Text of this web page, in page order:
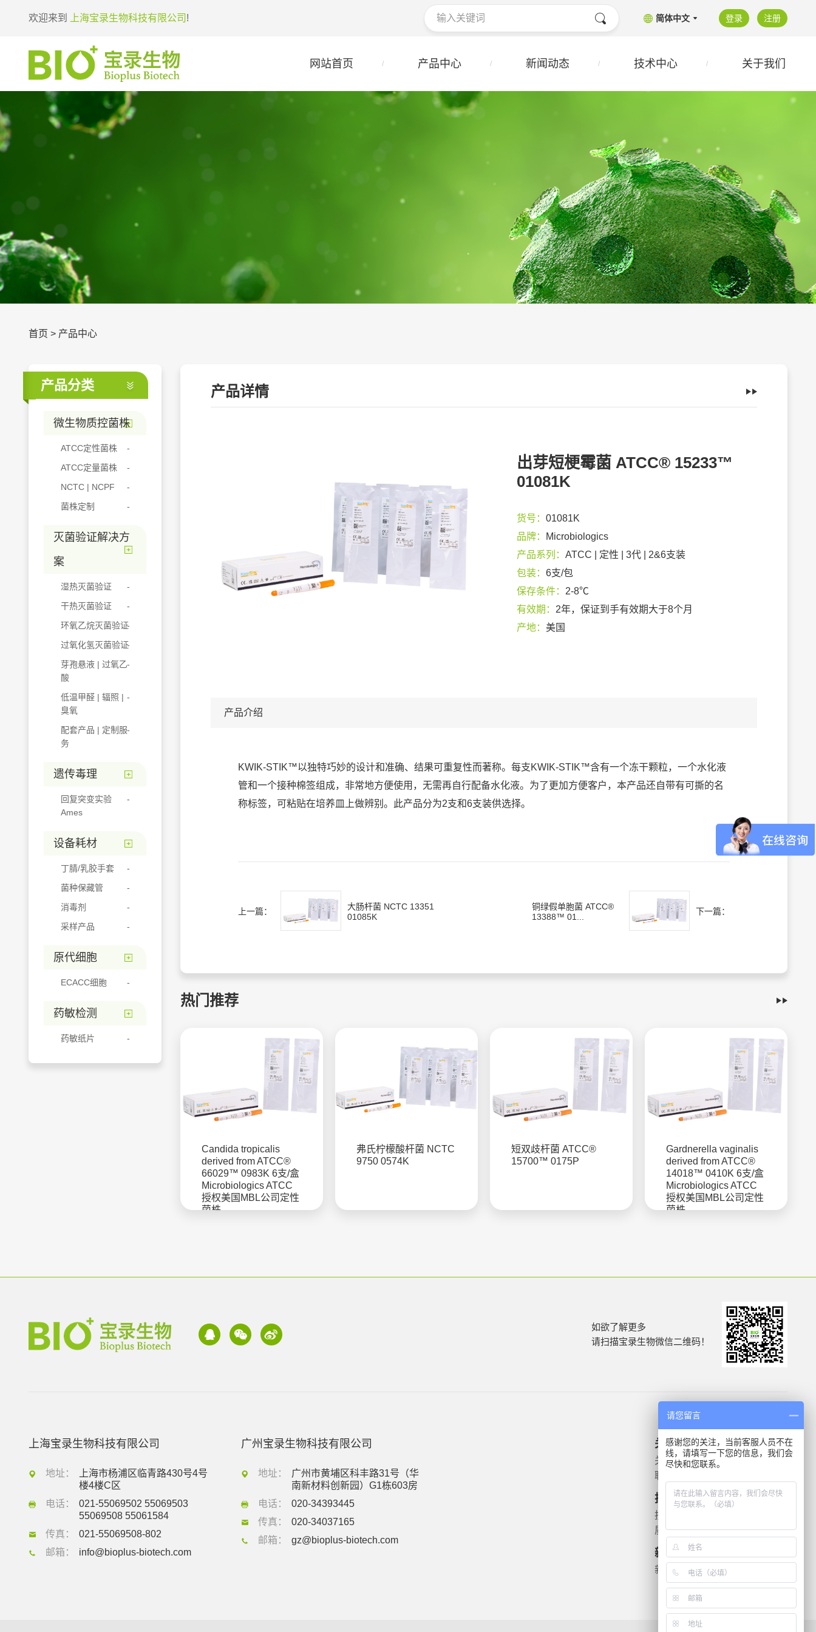
欢迎来到 上海宝录生物科技有限公司 ! 简体中文 登录 注册
网站首页 产品中心 新闻动态 技术中心 关于我们
首页 > 产品中心
产品分类
微生物质控菌株
ATCC定性菌株
ATCC定量菌株
NCTC | NCPF
菌株定制
灭菌验证解决方
案
湿热灭菌验证
干热灭菌验证
环氧乙烷灭菌验证
过氧化氢灭菌验证
芽孢悬液 | 过氧乙
酸
低温甲醛 | 辐照 |
臭氧
配套产品 | 定制服
务
遗传毒理
回复突变实验
Ames
设备耗材
丁腈/乳胶手套
菌种保藏管
消毒剂
采样产品
原代细胞
ECACC细胞
药敏检测
药敏纸片
产品详情
出芽短梗霉菌 ATCC® 15233™
01081K
货号： 01081K
品牌：
Microbiologics
产品系列： ATCC | 定性 | 3代 | 2&6支装
包装： 6支/包
保存条件： 2-8℃
有效期： 2年，保证到手有效期大于8个月
产地： 美国
产品介绍
KWIK-STIK™以独特巧妙的设计和准确、结果可重复性而著称。每支KWIK-STIK™含有一个冻干颗粒，一个水化液
管和一个接种棉签组成，非常地方便使用，无需再自行配备水化液。为了更加方便客户，本产品还自带有可撕的名
称标签，可粘贴在培养皿上做辨别。此产品分为2支和6支装供选择。
上一篇：
大肠杆菌 NCTC 13351
01085K
铜绿假单胞菌 ATCC®
13388™ 01...
下一篇：
热门推荐
Candida tropicalis
derived from ATCC®
66029™ 0983K 6支/盒
Microbiologics ATCC
授权美国MBL公司定性
菌株
弗氏柠檬酸杆菌 NCTC
9750 0574K
短双歧杆菌 ATCC®
15700™ 0175P
Gardnerella vaginalis
derived from ATCC®
14018™ 0410K 6支/盒
Microbiologics ATCC
授权美国MBL公司定性
菌株
如欲了解更多
请扫描宝录生物微信二维码！
上海宝录生物科技有限公司
地址：
上海市杨浦区临青路430号4号
楼4楼C区
电话：
021-55069502 55069503
55069508 55061584
传真：
021-55069508-802
邮箱：
info@bioplus-biotech.com
广州宝录生物科技有限公司
地址：
广州市黄埔区科丰路31号（华
南新材料创新园）G1栋603房
电话：
020-34393445
传真：
020-34037165
邮箱：
gz@bioplus-biotech.com
关于我们
关于我们
联系我们
技术支持
技术文档
质检报告
新闻资讯
新闻动态
产品信息
微生物质控菌株
遗传毒理
药敏检测
请您留言
感谢您的关注，当前客服人员不在
线，请填写一下您的信息，我们会
尽快和您联系。